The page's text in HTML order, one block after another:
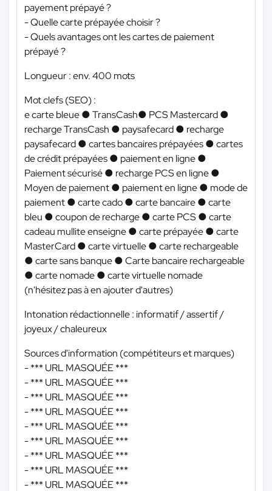
payement prépayé ?
- Quelle carte prépayée choisir ?
- Quels avantages ont les cartes de paiement
prépayé ?
Longueur : env. 400 mots
Mot clefs (SEO) :
e carte bleue ● TransCash● PCS Mastercard ●
recharge TransCash ● paysafecard ● recharge
paysafecard ● cartes bancaires prépayées ● cartes
de crédit prépayées ● paiement en ligne ●
Paiement sécurisé ● recharge PCS en ligne ●
Moyen de paiement ● paiement en ligne ● mode de
paiement ● carte cado ● carte bancaire ● carte
bleu ● coupon de recharge ● carte PCS ● carte
cadeau mullite enseigne ● carte prépayée ● carte
MasterCard ● carte virtuelle ● carte rechargeable
● carte sans banque ● Carte bancaire rechargeable
● carte nomade ● carte virtuelle nomade
(n'hésitez pas à en ajouter d'autres)
Intonation rédactionnelle : informatif / assertif /
joyeux / chaleureux
Sources d'information (compétiteurs et marques)
-*** URL MASQUÉE ***
-*** URL MASQUÉE ***
-*** URL MASQUÉE ***
-*** URL MASQUÉE ***
-*** URL MASQUÉE ***
-*** URL MASQUÉE ***
-*** URL MASQUÉE ***
-*** URL MASQUÉE ***
-*** URL MASQUÉE ***